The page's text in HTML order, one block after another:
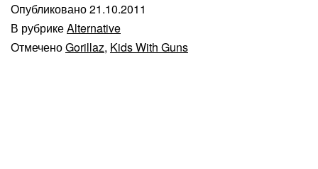
Опубликовано21.10.2011
В рубрикеAlternative
ОтмеченоGorillaz, Kids With Guns